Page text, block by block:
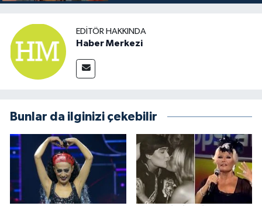
EDITÖR HAKKINDA
Haber Merkezi
Bunlar da ilginizi çekebilir